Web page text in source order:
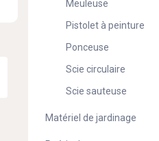
Meuleuse
Pistolet à peinture
Ponceuse
Scie circulaire
Scie sauteuse
Matériel de jardinage